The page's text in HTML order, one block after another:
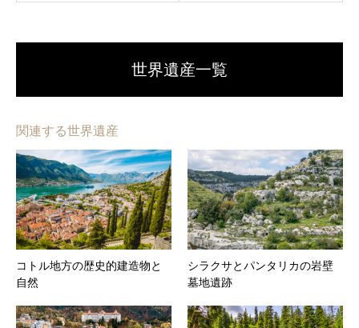
世界遺産一覧
関連する世界遺産
コトル地方の歴史的建造物と
自然
シラクサとパンタリカの岩壁
墓地遺跡